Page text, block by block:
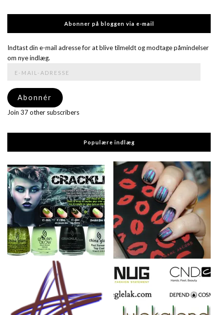
Abonner på bloggen via e-mail
Indtast din e-mail adresse for at blive tilmeldt og modtage påmindelser
om nye indlæg.
mail-
adresse
Abonnér
Join 37 other subscribers
Populære indlæg